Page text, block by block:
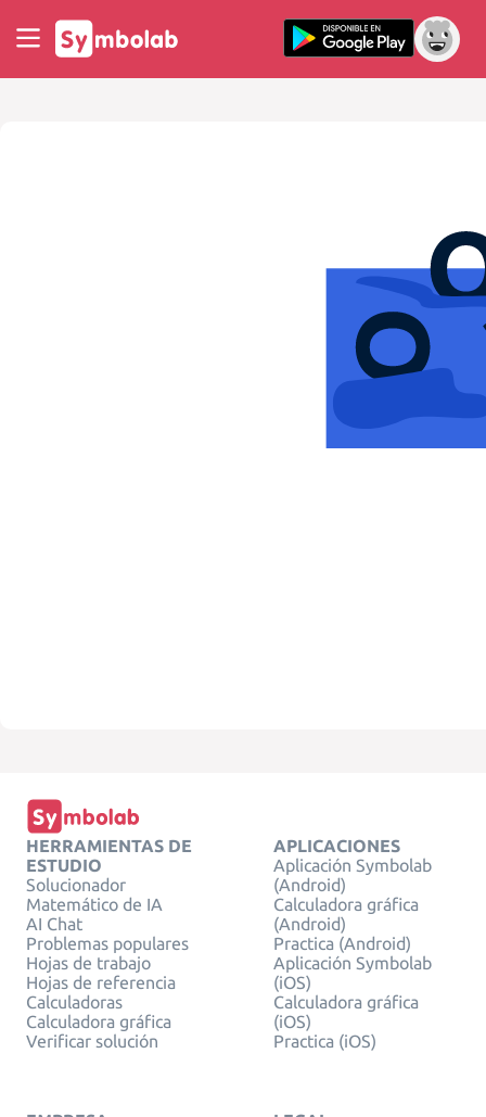
HERRAMIENTAS DE
ESTUDIO
Solucionador
Matemático de IA
AI Chat
Problemas populares
Hojas de trabajo
Hojas de referencia
Calculadoras
Calculadora gráfica
Verificar solución
APLICACIONES
Aplicación Symbolab
(Android)
Calculadora gráfica
(Android)
Practica (Android)
Aplicación Symbolab
(iOS)
Calculadora gráfica
(iOS)
Practica (iOS)